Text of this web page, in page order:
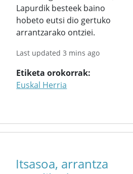
Lapurdik besteek baino
hobeto eutsi dio gertuko
arrantzarako ontziei.
Last updated 3 mins ago
Etiketa orokorrak
Euskal Herria
Itsasoa, arrantza